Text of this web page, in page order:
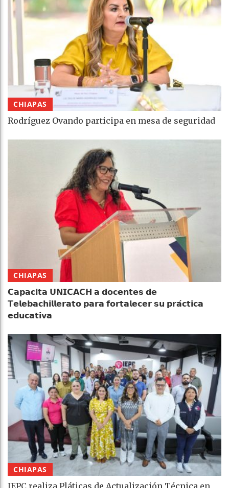
CHIAPAS
Rodríguez Ovando participa en mesa de seguridad
CHIAPAS
𝗖𝗮𝗽𝗮𝗰𝗶𝘁𝗮 𝗨𝗡𝗜𝗖𝗔𝗖𝗛 𝗮 𝗱𝗼𝗰𝗲𝗻𝘁𝗲𝘀 𝗱𝗲
𝗧𝗲𝗹𝗲𝗯𝗮𝗰𝗵𝗶𝗹𝗹𝗲𝗿𝗮𝘁𝗼 𝗽𝗮𝗿𝗮 𝗳𝗼𝗿𝘁𝗮𝗹𝗲𝗰𝗲𝗿 𝘀𝘂 𝗽𝗿𝗮́𝗰𝘁𝗶𝗰𝗮
𝗲𝗱𝘂𝗰𝗮𝘁𝗶𝘃𝗮
CHIAPAS